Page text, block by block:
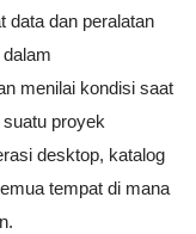
data dan peralatan
menilai kondisi saat
proyek
desktop, katalog
tempat di mana